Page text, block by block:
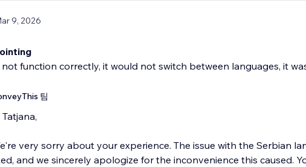
9, 2026
function correctly, it would not switch between languages, it
팀
Tatjana,
very sorry about your experience. The issue with the Serbian
and we sincerely apologize for the inconvenience this caused.